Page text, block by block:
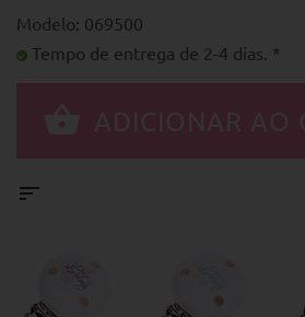
Modelo: 069500
Tempo de entrega de 2-4 dias. *